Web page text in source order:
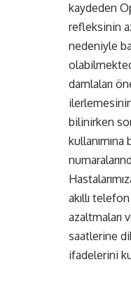
kaydeden
refleksinin
nedeniyle
damlaları
bilinirken
kullanımına
akıllı
azaltmaları
saatlerine
ifadelerini